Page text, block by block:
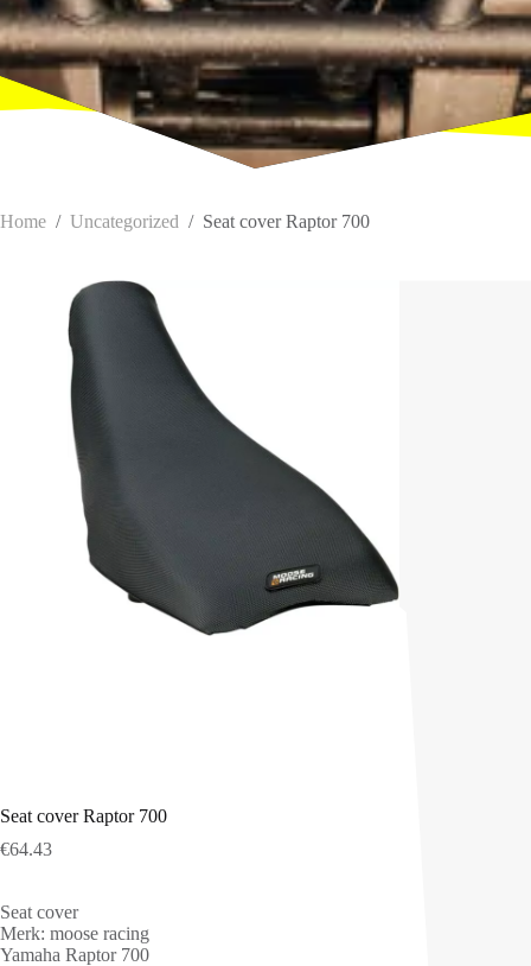
Home / Uncategorized / Seat cover Raptor 700
Seat cover Raptor 700
€64.43
Seat cover
Merk: moose racing
Yamaha Raptor 700